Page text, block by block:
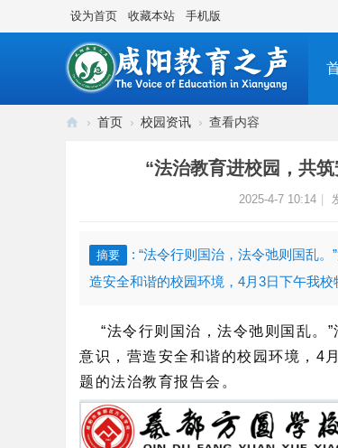
设为首页 收藏本站 手机版
› 首页 › 校园资讯 › 查看内容
“法治教育进校园，共
2025-4-7 10:14
摘要
: “法令行则国治，法令弛则国乱
造安全和谐的校园环境，4月3日下午我
“法令行则国治，法令弛则国乱。
意识，营造安全和谐的校园环境，4
题的法治教育报告会。